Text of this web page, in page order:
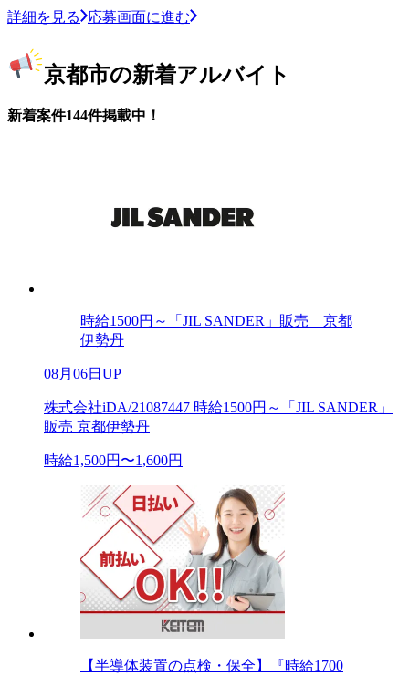
詳細を見る 応募画面に進む
京都市の新着アルバイト
新着案件144件掲載中！
時給1500円～「JIL SANDER」販売 京都
伊勢丹
08月06日UP
株式会社iDA/21087447 時給1500円～「JIL SANDER」
販売 京都伊勢丹
時給1,500円〜1,600円
【半導体装置の点検・保全】『時給1700